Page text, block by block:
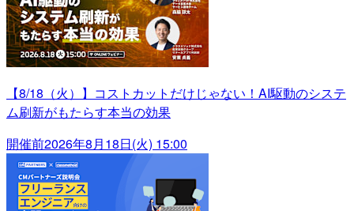
【8/18（火）】コストカットだけじゃない！AI駆動のシステ
ム刷新がもたらす本当の効果
開催前2026年8月18日(火) 15:00